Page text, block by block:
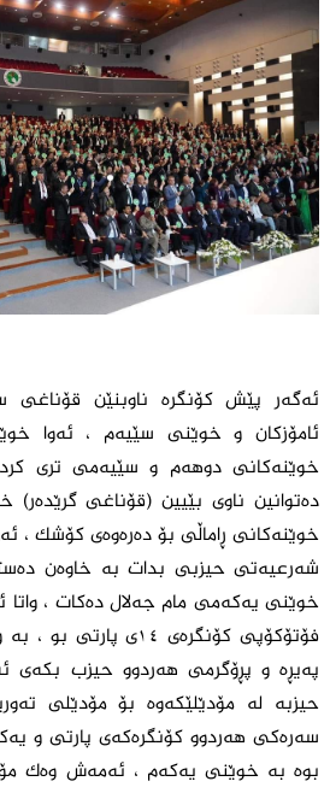
ئەگەر پێش کۆنگرە ناوبنێن قۆناغی
ئامۆزکان و خوێنی سێیەم ، ئەوا
خوێنەکانی دوهەم و سێیەمی تری
دەتوانین ناوی بێیین (قۆناغی
خوێنەکانی ڕاماڵی بۆ دەرەوەی کۆشک ،
شەرعیەتی حیزبی بدات بە خاوەن
خوێنی یەکەمی مام جەلال دەکات ،
فۆتۆکۆپی کۆنگرەی ١٤ی
پەیڕە و پڕۆگرمی هەردوو حیزب بکەی
حیزبە لە مۆدێلێکەوە بۆ مۆدێلی
سەرەکی هەردوو کۆنگرەکەی پارتی و
بوە بە خوێنی یەکەم ، ئەمەش وەک